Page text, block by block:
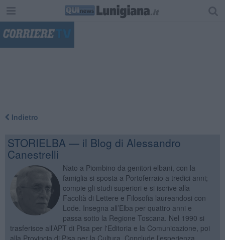
Indietro
STORIELBA — il Blog di Alessandro
Canestrelli
Nato a Piombino da genitori elbani, con la
famiglia si sposta a Portoferraio a tredici anni;
compie gli studi superiori e si iscrive alla
Facoltà di Lettere e Filosofia laureandosi con
Lode. Insegna all’Elba per quattro anni e
passa sotto la Regione Toscana. Nel 1990 si
trasferisce all’APT di Pisa per l'Editoria e la Comunicazione, poi
alla Provincia di Pisa per la Cultura. Conclude l’esperienza